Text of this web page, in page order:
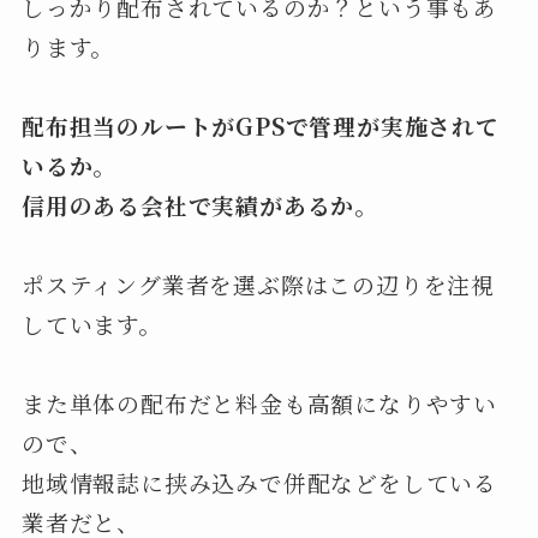
ります。
配布担当のルートがGPSで管理が実施されて
いるか。
信用のある会社で実績があるか。
ポスティング業者を選ぶ際はこの辺りを注視
しています。
また単体の配布だと料金も高額になりやすい
ので、
地域情報誌に挟み込みで併配などをしている
業者だと、